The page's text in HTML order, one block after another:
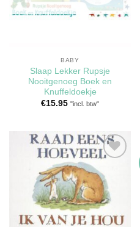
BABY
Slaap Lekker Rupsje
Nooitgenoeg Boek en
Knuffeldoekje
€15.95 "incl. btw"
Toevoegen
aan
verlanglijst